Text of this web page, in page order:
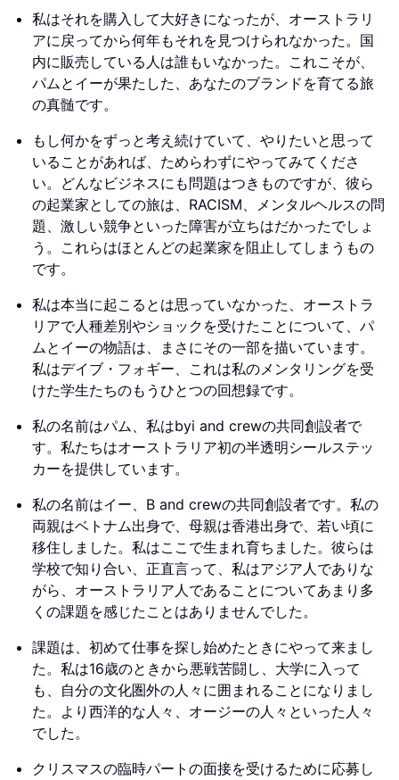
私はそれを購入して大好きになったが、オーストラリ
アに戻ってから何年もそれを見つけられなかった。国
内に販売している人は誰もいなかった。これこそが、
パムとイーが果たした、あなたのブランドを育てる旅
の真髄です。
もし何かをずっと考え続けていて、やりたいと思って
いることがあれば、ためらわずにやってみてくださ
い。どんなビジネスにも問題はつきものですが、彼ら
の起業家としての旅は、RACISM、メンタルヘルスの問
題、激しい競争といった障害が立ちはだかったでしょ
う。これらはほとんどの起業家を阻止してしまうもの
です。
私は本当に起こるとは思っていなかった、オーストラ
リアで人種差別やショックを受けたことについて、パ
ムとイーの物語は、まさにその一部を描いています。
私はデイブ・フォギー、これは私のメンタリングを受
けた学生たちのもうひとつの回想録です。
私の名前はパム、私はbyi and crewの共同創設者で
す。私たちはオーストラリア初の半透明シールステッ
カーを提供しています。
私の名前はイー、B and crewの共同創設者です。私の
両親はベトナム出身で、母親は香港出身で、若い頃に
移住しました。私はここで生まれ育ちました。彼らは
学校で知り合い、正直言って、私はアジア人でありな
がら、オーストラリア人であることについてあまり多
くの課題を感じたことはありませんでした。
課題は、初めて仕事を探し始めたときにやって来まし
た。私は16歳のときから悪戦苦闘し、大学に入って
も、自分の文化圏外の人々に囲まれることになりまし
た。より西洋的な人々、オージーの人々といった人々
でした。
クリスマスの臨時パートの面接を受けるために応募し